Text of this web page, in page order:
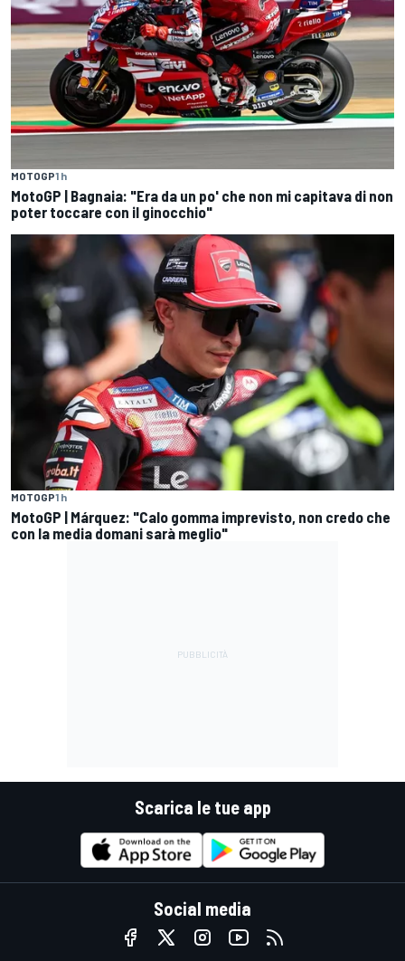
MOTOGP1 h
MotoGP | Bagnaia: "Era da un po' che non mi capitava di non
poter toccare con il ginocchio"
MOTOGP1 h
MotoGP | Márquez: "Calo gomma imprevisto, non credo che
con la media domani sarà meglio"
Scarica le tue app
Social media